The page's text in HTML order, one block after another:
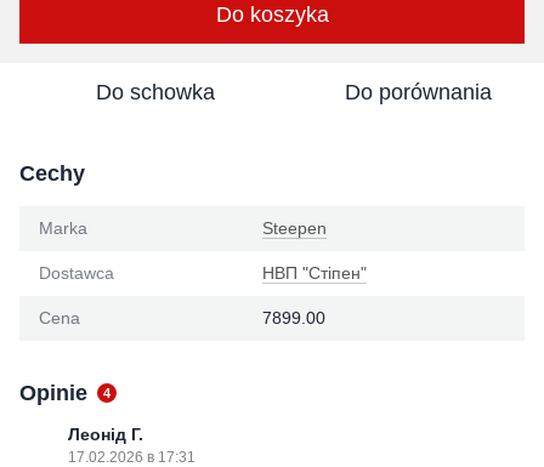
Do koszyka
Do schowka Do porównania
Cechy
Marka Steepen
Dostawca НВП "Стіпен"
Cena 7899.00
Opinie 4
Леонід Г.
17.02.2026 в 17:31